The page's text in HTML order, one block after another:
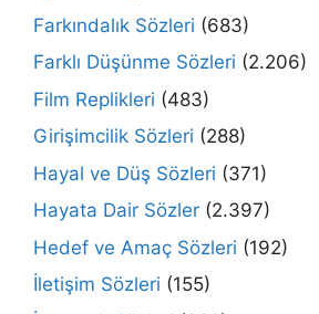
Farkındalık Sözleri (683)
Farklı Düşünme Sözleri (2.206)
Film Replikleri (483)
Girişimcilik Sözleri (288)
Hayal ve Düş Sözleri (371)
Hayata Dair Sözler (2.397)
Hedef ve Amaç Sözleri (192)
İletişim Sözleri (155)